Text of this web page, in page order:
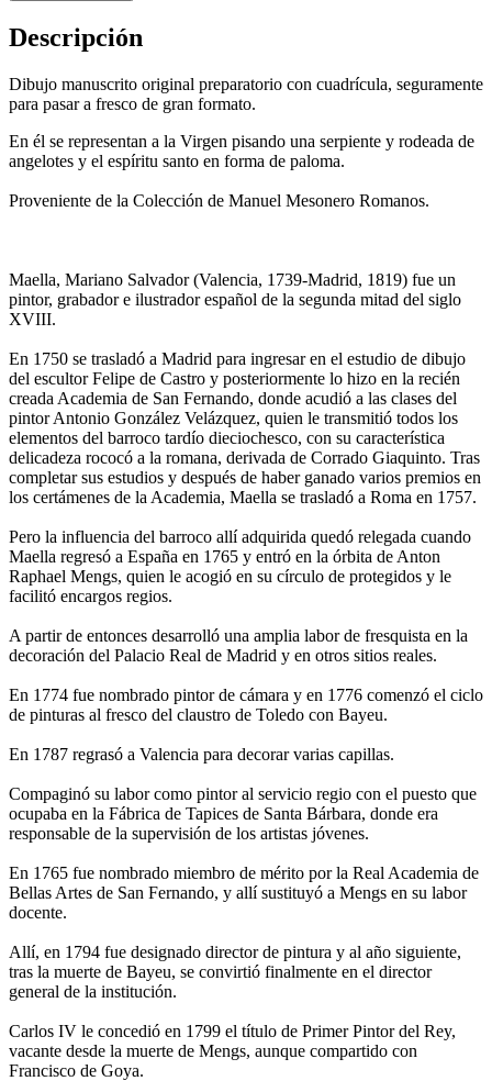
Descripción
Dibujo manuscrito original preparatorio con cuadrícula, seguramente
para pasar a fresco de gran formato.
En él se representan a la Virgen pisando una serpiente y rodeada de
angelotes y el espíritu santo en forma de paloma.
Proveniente de la Colección de Manuel Mesonero Romanos.
Maella, Mariano Salvador (Valencia, 1739-Madrid, 1819) fue un
pintor, grabador e ilustrador español de la segunda mitad del siglo
XVIII.
En 1750 se trasladó a Madrid para ingresar en el estudio de dibujo
del escultor Felipe de Castro y posteriormente lo hizo en la recién
creada Academia de San Fernando, donde acudió a las clases del
pintor Antonio González Velázquez, quien le transmitió todos los
elementos del barroco tardío dieciochesco, con su característica
delicadeza rococó a la romana, derivada de Corrado ­Giaquinto. Tras
completar sus estudios y después de haber ganado varios premios en
los certámenes de la Academia, Maella se trasladó a Roma en 1757.
Pero la influencia del barroco allí adquirida quedó relegada cuando
Maella regresó a España en 1765 y entró en la órbita de Anton
Raphael Mengs, quien le acogió en su círculo de protegidos y le
facilitó encargos regios.
A partir de entonces desarrolló una amplia labor de fresquista en la
decoración del Palacio Real de Madrid y en otros sitios reales.
En 1774 fue nombrado pintor de cámara y en 1776 comenzó el ciclo
de pinturas al fresco del claustro de Toledo con Bayeu.
En 1787 regrasó a Valencia para decorar varias capillas.
Compaginó su labor como pintor al servicio regio con el puesto que
ocupaba en la Fábrica de Tapices de Santa Bárbara, donde era
responsable de la supervisión de los artistas jóvenes.
En 1765 fue nombrado miembro de mérito por la Real Academia de
Bellas Artes de San Fernando, y allí sustituyó a Mengs en su labor
docente.
Allí, en 1794 fue designado director de pintura y al año siguiente,
tras la muerte de ­Bayeu, se convirtió finalmente en el director
general de la institución.
Carlos IV le concedió en 1799 el título de Primer Pintor del Rey,
vacante desde la muerte de Mengs, aunque compartido con
Francisco de Goya.